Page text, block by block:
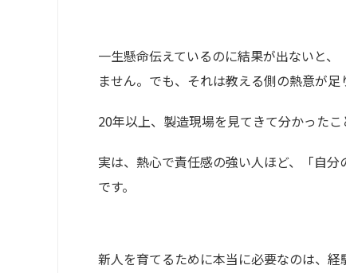
一生懸命伝えているのに結果が出ないと
ません。でも、それは教える側の熱意が
20年以上、製造現場を見てきて分かったこ
実は、熱心で責任感の強い人ほど、「自
です。
新人を育てるために本当に必要なのは、